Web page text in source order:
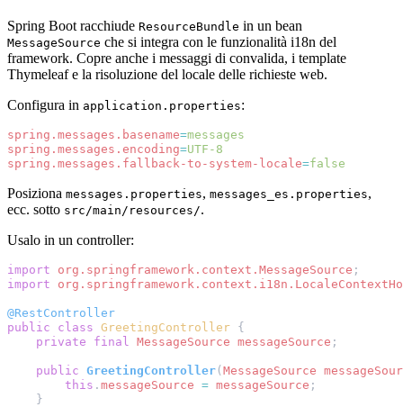
Spring Boot racchiude ResourceBundle in un bean
MessageSource che si integra con le funzionalità i18n del
framework. Copre anche i messaggi di convalida, i template
Thymeleaf e la risoluzione del locale delle richieste web.
Configura in application.properties:
spring.messages.basename=messages
spring.messages.encoding=UTF-8
spring.messages.fallback-to-system-locale=false
Posiziona messages.properties, messages_es.properties,
ecc. sotto src/main/resources/.
Usalo in un controller:
import org.springframework.context.MessageSource ;
import
@RestController
public
class GreetingController {
private
final MessageSource messageSource ;
public GreetingController (MessageSource
this . messageSource = messageSource ;
}